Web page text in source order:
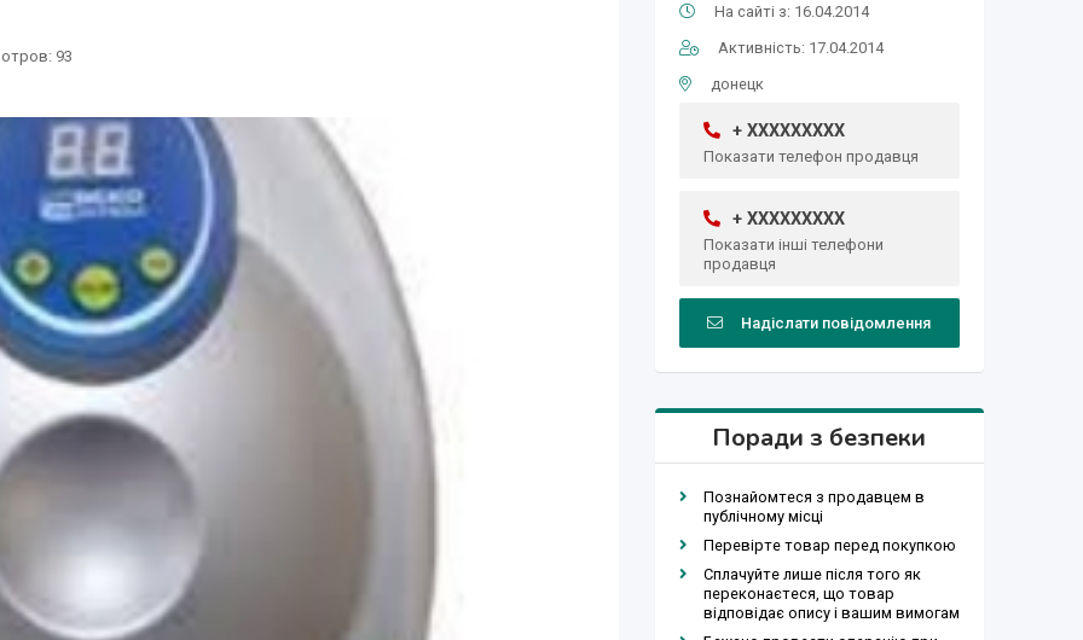
: 93
На сайті з: 16.04.2014
Активність: 17.04.2014
донецк
+ XXXXXXXXX
Показати телефон продавця
+ XXXXXXXXX
Показати інші телефони
продавця
Надіслати повідомлення
Поради з безпеки
Познайомтеся з продавцем в
публічному місці
Перевірте товар перед покупкою
Сплачуйте лише після того як
переконаєтеся, що товар
відповідає опису і вашим вимогам